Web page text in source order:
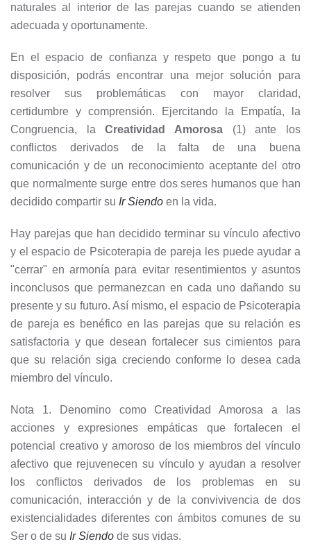
naturales al interior de las parejas cuando se atienden
adecuada y oportunamente.
En el espacio de confianza y respeto que pongo a tu
disposición, podrás encontrar una mejor solución para
resolver sus problemáticas con mayor claridad,
certidumbre y comprensión. Ejercitando la Empatía, la
Congruencia, laCreatividad Amorosa (1) ante los
conflictos derivados de la falta de una buena
comunicación y de un reconocimiento aceptante del otro
que normalmente surge entre dos seres humanos que han
decidido compartir su Ir Siendo en la vida.
Hay parejas que han decidido terminar su vínculo afectivo
y el espacio de Psicoterapia de pareja les puede ayudar a
"cerrar" en armonía para evitar resentimientos y asuntos
inconclusos que permanezcan en cada uno dañando su
presente y su futuro. Así mismo, el espacio de Psicoterapia
de pareja es benéfico en las parejas que su relación es
satisfactoria y que desean fortalecer sus cimientos para
que su relación siga creciendo conforme lo desea cada
miembro del vínculo.
Nota 1. Denomino como Creatividad Amorosa a las
acciones y expresiones empáticas que fortalecen el
potencial creativo y amoroso de los miembros del vínculo
afectivo que rejuvenecen su vínculo y ayudan a resolver
los conflictos derivados de los problemas en su
comunicación, interacción y de la convivivencia de dos
existencialidades diferentes con ámbitos comunes de su
Ser o de su Ir Siendo de sus vidas.